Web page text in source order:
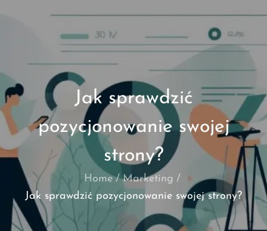
Jak sprawdzić
pozycjonowanie swojej
strony?
Home
Marketing
Jak sprawdzić pozycjonowanie swojej strony?